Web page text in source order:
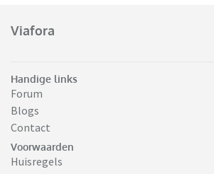
Viafora
Handige links
Forum
Blogs
Contact
Voorwaarden
Huisregels